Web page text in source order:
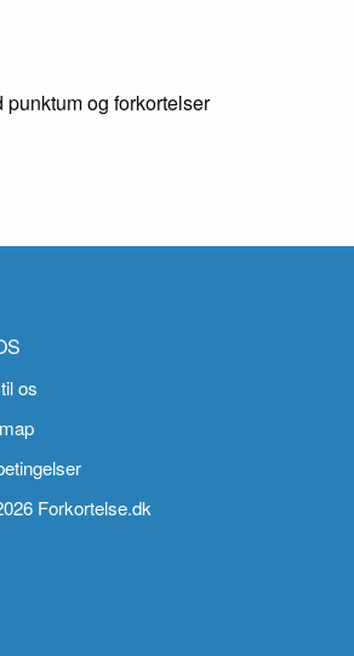
og forkortelser
os
Forkortelse.dk